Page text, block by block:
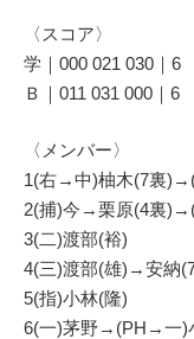
〈スコア〉
学｜000 021 030｜6
Ｂ｜011 031 000｜6
〈メンバー〉
1(右→中)柚木(7裏
2(捕)今→栗原(4裏
3(二)渡部(裕)
4(三)渡部(雄)→安納
5(指)小林(隆)
6(一)茅野→(PH→一)